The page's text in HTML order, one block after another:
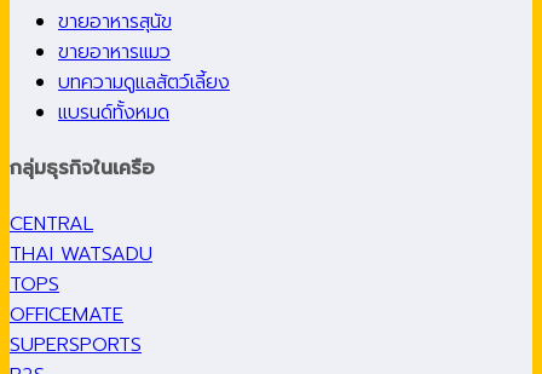
ขายอาหารสุนัข
ขายอาหารแมว
บทความดูแลสัตว์เลี้ยง
แบรนด์ทั้งหมด
กลุ่มธุรกิจในเครือ
CENTRAL
THAI WATSADU
TOPS
OFFICEMATE
SUPERSPORTS